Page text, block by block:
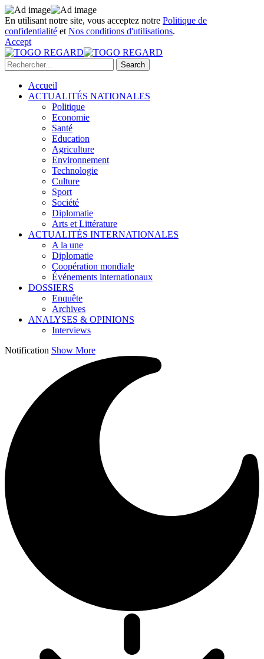
En utilisant notre site, vous acceptez notre Politique de
confidentialité et Nos conditions d'utilisations.
Accept
Accueil
ACTUALITÉS NATIONALES
Politique
Economie
Santé
Education
Agriculture
Environnement
Technologie
Culture
Sport
Société
Diplomatie
Arts et Littérature
ACTUALITÉS INTERNATIONALES
A la une
Diplomatie
Coopération mondiale
Événements internationaux
DOSSIERS
Enquête
Archives
ANALYSES & OPINIONS
Interviews
Notification Show More